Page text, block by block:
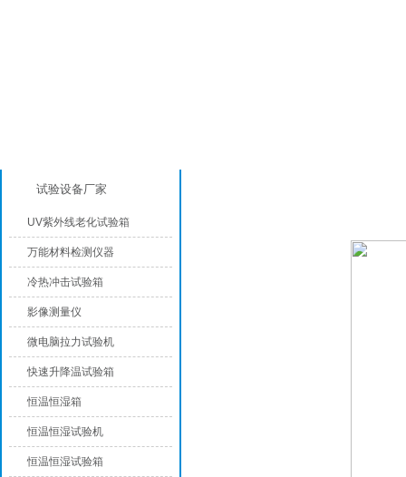
试验设备厂家
UV紫外线老化试验箱
万能材料检测仪器
冷热冲击试验箱
影像测量仪
微电脑拉力试验机
快速升降温试验箱
恒温恒湿箱
恒温恒湿试验机
恒温恒湿试验箱